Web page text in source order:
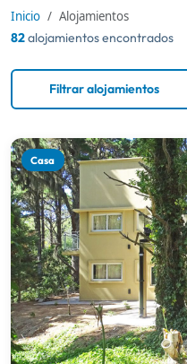
Inicio
Alojamientos
82alojamientos encontrados
Filtrar alojamientos
Casa